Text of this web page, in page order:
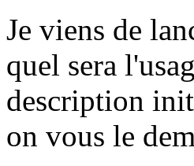
Je viens de
quel sera
description
on vous le